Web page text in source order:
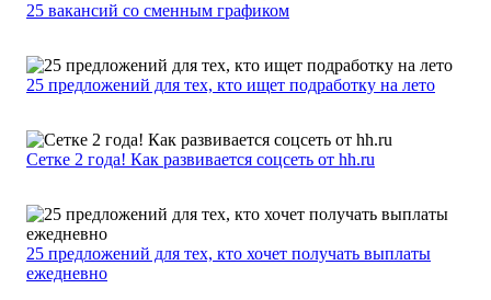
25 вакансий со сменным графиком
25 предложений для тех, кто ищет подработку на лето
Сетке 2 года! Как развивается соцсеть от hh.ru
25 предложений для тех, кто хочет получать выплаты
ежедневно